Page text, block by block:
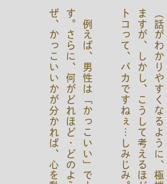
（
話
が
わ
か
り
や
す
く
な
る
よ
う
に
、
極
端
に
書
き
ま
す
が
、
し
か
し
、
こ
う
し
て
考
え
る
ほ
ど
に
、
オ
ト
コ
っ
て
、
バ
カ
で
す
ね
ぇ
…
し
み
じ
み
。
）
例
え
ば
、
男
性
は
「
か
っ
こ
い
い
」
で
十
分
で
す
。
さ
ら
に
、
何
が
ど
れ
ほ
ど
・
ど
の
よ
う
に
・
な
ぜ
、
か
っ
こ
い
い
か
が
分
か
れ
ば
、
心
を
動
か
し
ま
。
そ
れ
に
対
す
る
確
信
を
得
る
た
め
に
性
能
や
ス
ッ
ク
を
気
に
す
る
ん
で
す
ね